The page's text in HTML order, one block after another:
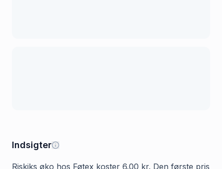
Indsigter
Riskiks øko hos Føtex koster 6.00 kr. Den første pris